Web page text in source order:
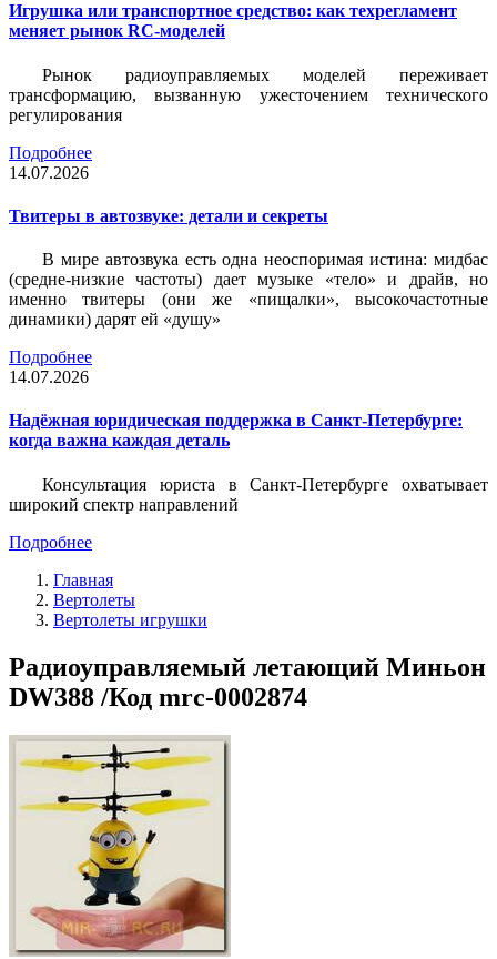
Игрушка или транспортное средство: как техрегламент
меняет рынок RC-моделей
Рынок радиоуправляемых моделей переживает
трансформацию, вызванную ужесточением технического
регулирования
Подробнее
14.07.2026
Твитеры в автозвуке: детали и секреты
В мире автозвука есть одна неоспоримая истина: мидбас
(средне-низкие частоты) дает музыке «тело» и драйв, но
именно твитеры (они же «пищалки», высокочастотные
динамики) дарят ей «душу»
Подробнее
14.07.2026
Надёжная юридическая поддержка в Санкт-Петербурге:
когда важна каждая деталь
Консультация юриста в Санкт-Петербурге охватывает
широкий спектр направлений
Подробнее
Главная
Вертолеты
Вертолеты игрушки
Радиоуправляемый летающий Миньон
DW388 /Код mrc-0002874